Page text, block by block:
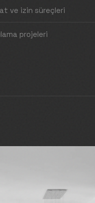
ve izin süreçleri
projeleri